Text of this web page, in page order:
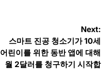
Next:
스마트 진공 청소기가 10세
어린이를 위한 동반 앱에 대해
월 2달러를 청구하기 시작합